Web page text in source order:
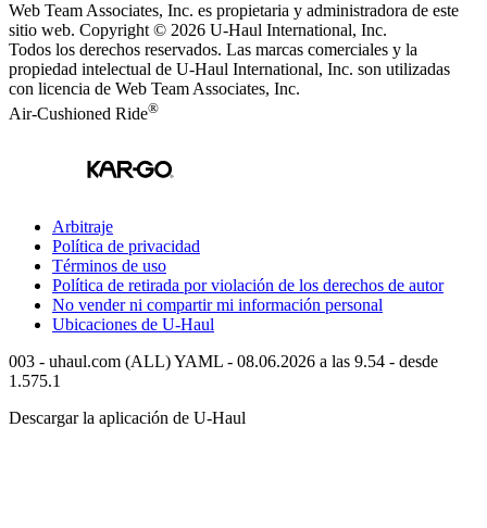
Web Team Associates, Inc. es propietaria y administradora de este
sitio web. Copyright © 2026 U-Haul International, Inc.
Todos los derechos reservados. Las marcas comerciales y la
propiedad intelectual de U-Haul International, Inc. son utilizadas
con licencia de Web Team Associates, Inc.
Air-Cushioned Ride®
Arbitraje
Política de privacidad
Términos de uso
Política de retirada por violación de los derechos de autor
No vender ni compartir mi información personal
Ubicaciones de U-Haul
003 - uhaul.com (ALL) YAML - 08.06.2026 a las 9.54 - desde
1.575.1
Descargar la aplicación de U-Haul